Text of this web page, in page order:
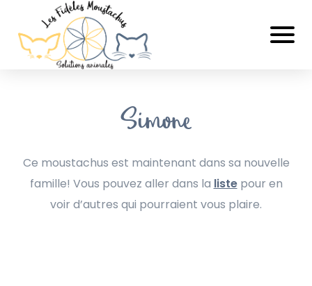
Simone
Ce moustachus est maintenant dans sa nouvelle
famille! Vous pouvez aller dans la listepour en
voir d’autres qui pourraient vous plaire.